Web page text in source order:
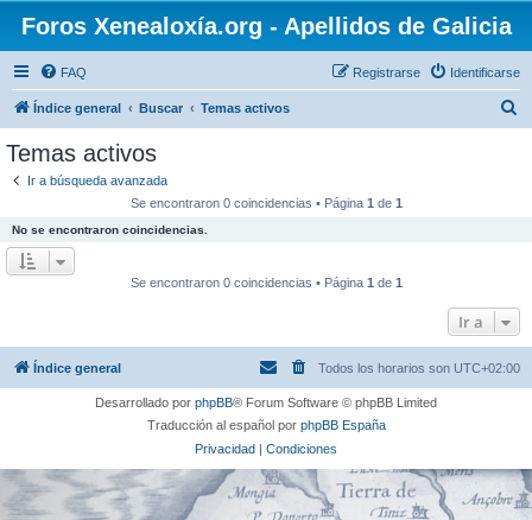
Foros Xenealoxía.org - Apellidos de Galicia
FAQ Identificarse
Registrarse
Índice general Buscar Temas activos
Temas activos
Ir a búsqueda avanzada
Se encontraron 0 coincidencias • Página 1 de 1
No se encontraron coincidencias.
Se encontraron 0 coincidencias • Página 1 de 1
Ir a
Índice general Todos los horarios son UTC+02:00
Desarrollado por phpBB® Forum Software © phpBB Limited
Traducción al español por phpBB España
Privacidad | Condiciones